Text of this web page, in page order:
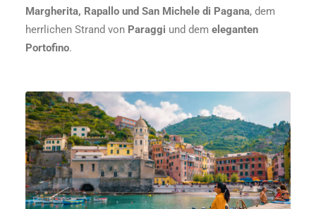
Margherita, Rapallo und San Michele di Pagana, dem
herrlichen Strand von Paraggi und dem eleganten
Portofino.